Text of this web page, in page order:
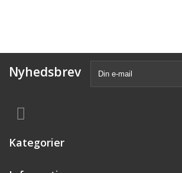
Nyhedsbrev
Kategorier